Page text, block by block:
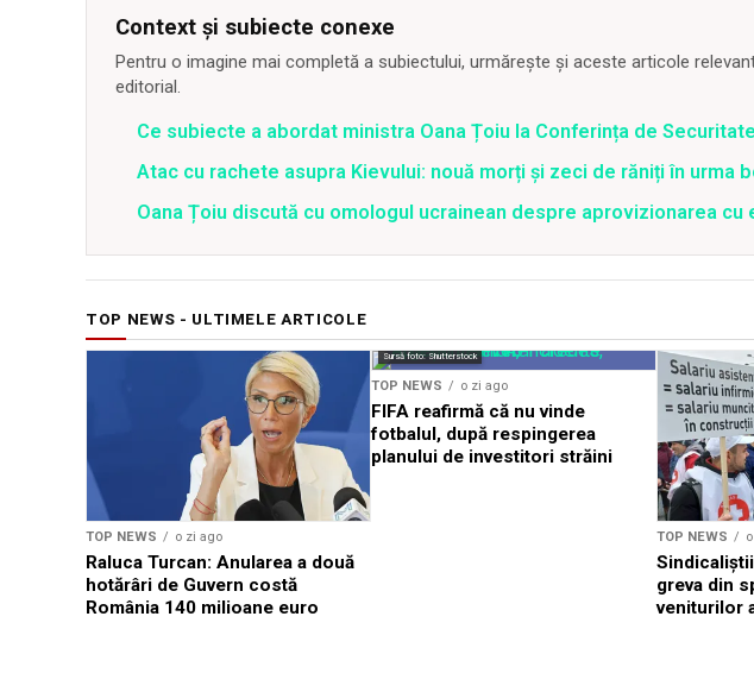
Context și subiecte conexe
Pentru o imagine mai completă a subiectului, urmărește și aceste articole
editorial.
Ce subiecte a abordat ministra Oana Țoiu la Conferința de
Atac cu rachete asupra Kievului: nouă morți și zeci de răniți în urma
Oana Țoiu discută cu omologul ucrainean despre aprovizionarea cu
TOP NEWS - ULTIMELE ARTICOLE
TOP NEWS o zi ago
Raluca Turcan: Anularea a două
hotărâri de Guvern costă
România 140 milioane euro
Sursă foto: Shutterstock
TOP NEWS o zi ago
FIFA reafirmă că nu vinde
fotbalul, după respingerea
planului de investitori străini
TOP NEWS
greva din
veniturilor